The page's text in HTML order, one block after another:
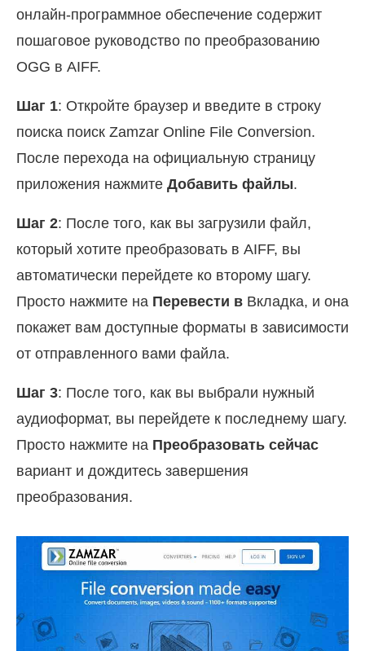
онлайн-программное обеспечение содержит
пошаговое руководство по преобразованию
OGG в AIFF.
Шаг 1: Откройте браузер и введите в строку
поиска поиск Zamzar Online File Conversion.
После перехода на официальную страницу
приложения нажмите Добавить файлы.
Шаг 2: После того, как вы загрузили файл,
который хотите преобразовать в AIFF, вы
автоматически перейдете ко второму шагу.
Просто нажмите на Перевести в Вкладка, и она
покажет вам доступные форматы в зависимости
от отправленного вами файла.
Шаг 3: После того, как вы выбрали нужный
аудиоформат, вы перейдете к последнему шагу.
Просто нажмите на Преобразовать сейчас
вариант и дождитесь завершения
преобразования.